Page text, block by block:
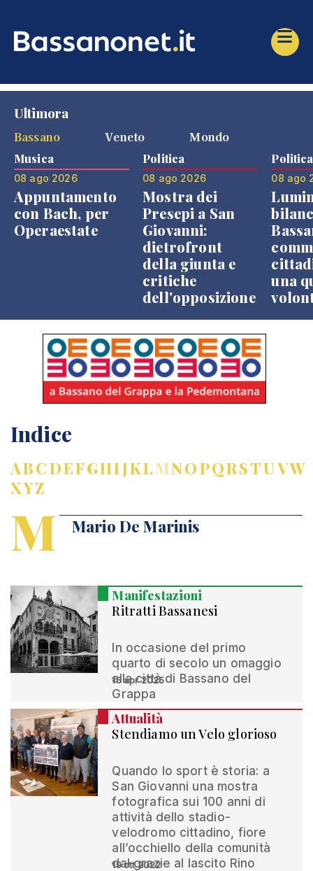
Ultimora
Bassano
Veneto Mondo
Musica
08 ago 2026
Appuntamento
con Bach, per
Operaestate
Politica
08 ago 2026
Mostra dei
Presepi a San
Giovanni:
dietrofront
della giunta e
critiche
dell'opposizione
Politica
08 ago
una
Indice
ABCDEFGHIJKLMNOPQRSTUVW
XYZ
M Mario De Marinis
Manifestazioni
Ritratti Bassanesi
In occasione del primo
quarto di secolo un omaggio
alla città di Bassano del
Grappa
15 apr 2025
Attualità
Stendiamo un Velo glorioso
Quando lo sport è storia: a
San Giovanni una mostra
fotografica sui 100 anni di
attività dello stadio-
velodromo cittadino, fiore
all’occhiello della comunità
dal grazie al lascito Rino
19 ott 2022